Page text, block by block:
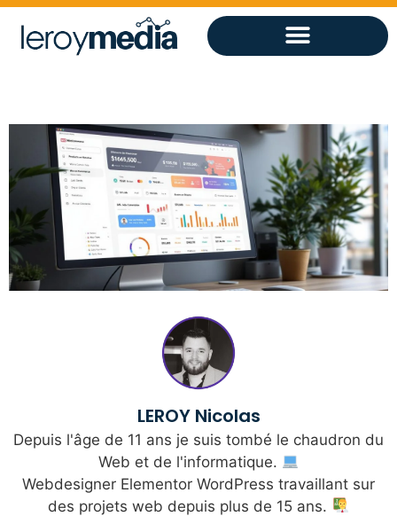
LEROY Nicolas
Depuis l'âge de 11 ans je suis tombé le chaudron du
Web et de l'informatique.
Webdesigner Elementor WordPress travaillant sur
des projets web depuis plus de 15 ans.